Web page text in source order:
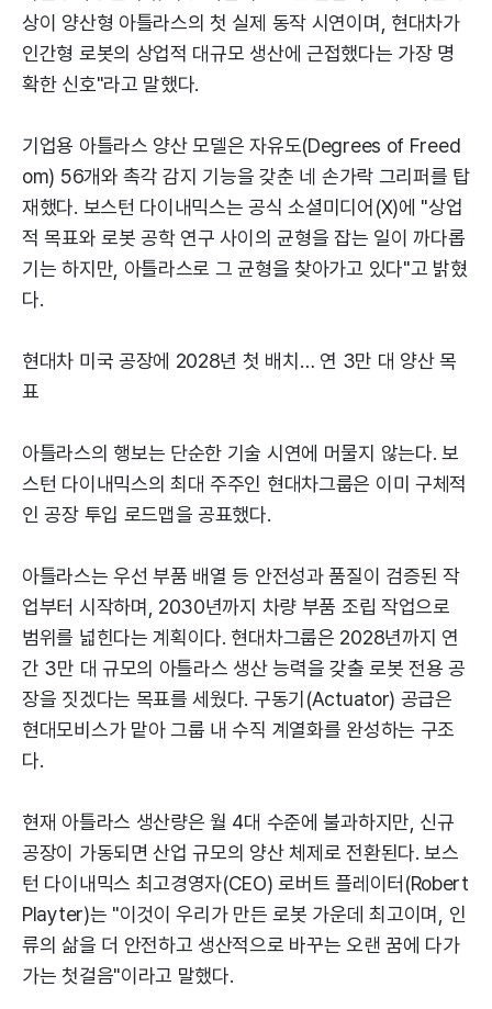
상이 양산형 아틀라스의 첫 실제 동작 시연이며, 현대차가
인간형 로봇의 상업적 대규모 생산에 근접했다는 가장 명
확한 신호"라고 말했다.
기업용 아틀라스 양산 모델은 자유도(Degrees of Freed
om) 56개와 촉각 감지 기능을 갖춘 네 손가락 그리퍼를 탑
재했다. 보스턴 다이내믹스는 공식 소셜미디어(X)에 "상업
적 목표와 로봇 공학 연구 사이의 균형을 잡는 일이 까다롭
기는 하지만, 아틀라스로 그 균형을 찾아가고 있다"고 밝혔
다.
현대차 미국 공장에 2028년 첫 배치… 연 3만 대 양산 목
표
아틀라스의 행보는 단순한 기술 시연에 머물지 않는다. 보
스턴 다이내믹스의 최대 주주인 현대차그룹은 이미 구체적
인 공장 투입 로드맵을 공표했다.
아틀라스는 우선 부품 배열 등 안전성과 품질이 검증된 작
업부터 시작하며, 2030년까지 차량 부품 조립 작업으로
범위를 넓힌다는 계획이다. 현대차그룹은 2028년까지 연
간 3만 대 규모의 아틀라스 생산 능력을 갖출 로봇 전용 공
장을 짓겠다는 목표를 세웠다. 구동기(Actuator) 공급은
현대모비스가 맡아 그룹 내 수직 계열화를 완성하는 구조
다.
현재 아틀라스 생산량은 월 4대 수준에 불과하지만, 신규
공장이 가동되면 산업 규모의 양산 체제로 전환된다. 보스
턴 다이내믹스 최고경영자(CEO) 로버트 플레이터(Robert
Playter)는 "이것이 우리가 만든 로봇 가운데 최고이며, 인
류의 삶을 더 안전하고 생산적으로 바꾸는 오랜 꿈에 다가
가는 첫걸음"이라고 말했다.